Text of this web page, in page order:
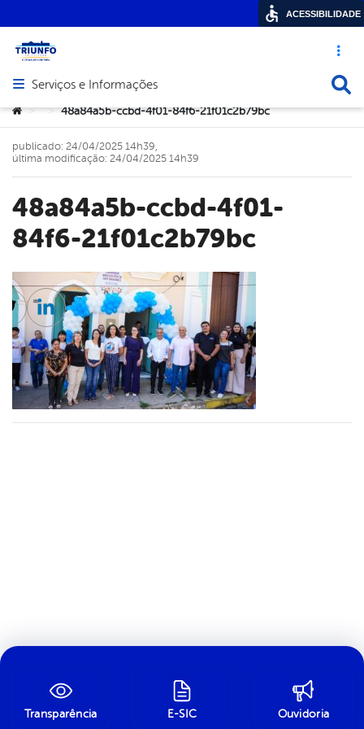
Acesso
Abrir menu principal de navegação
Serviços e Informações
Você está aqui:
> > 48a84a5b-ccbd-4f01-84f6-21f01c2b79bc
48a84a5b-ccbd-4f01-
84f6-21f01c2b79bc
publicado: 24/04/2025 14h39,
última modificação: 24/04/2025 14h39
Twitter
Linkedin
Transparência E-SIC Ouvidoria
ACESSIBILIDADE